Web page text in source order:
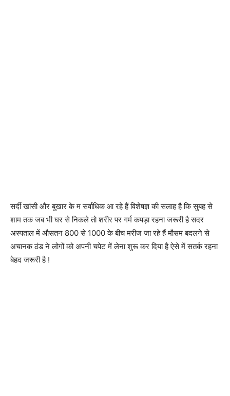
सर्दी खांसी और बुखार के म सर्वाधिक आ रहे हैं विशेषज्ञ की सलाह है कि सुबह से
शाम तक जब भी घर से निकले तो शरीर पर गर्म कपड़ा रहना जरूरी है सदर
अस्पताल में औसतन 800 से 1000 के बीच मरीज जा रहे हैं मौसम बदलने से
अचानक ठंड ने लोगों को अपनी चपेट में लेना शुरू कर दिया है ऐसे में सतर्क रहना
बेहद जरूरी है !